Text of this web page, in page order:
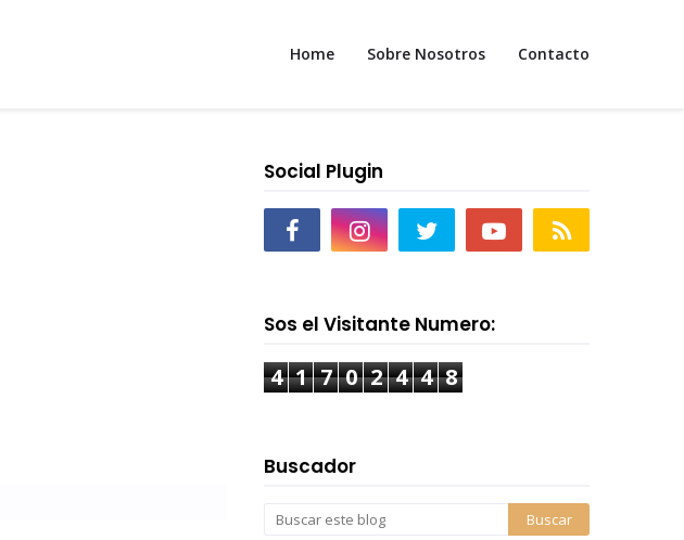
Home Sobre Nosotros Contacto
Social Plugin
Sos el Visitante Numero:
4 1 7 0 2 4 4 8
Buscador